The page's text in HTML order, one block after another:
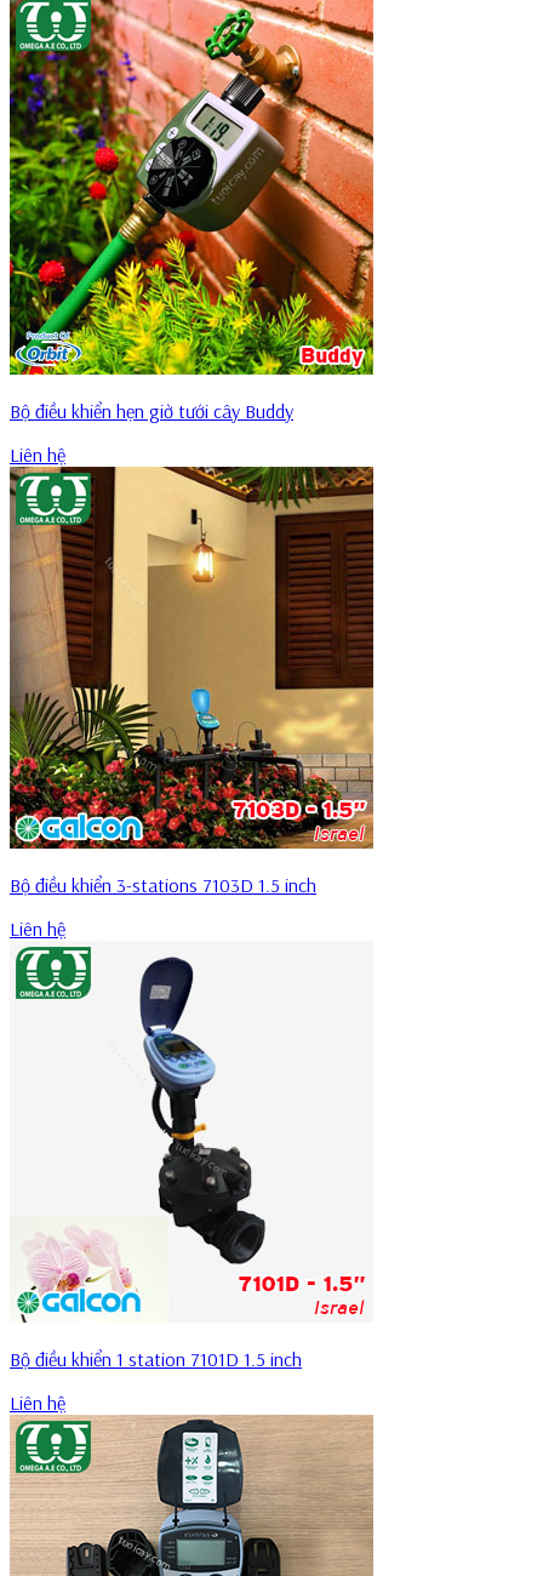
Bộ điều khiển hẹn giờ tưới cây Buddy
Liên hệ
Bộ điều khiển 3-stations 7103D 1.5 inch
Liên hệ
Bộ điều khiển 1 station 7101D 1.5 inch
Liên hệ